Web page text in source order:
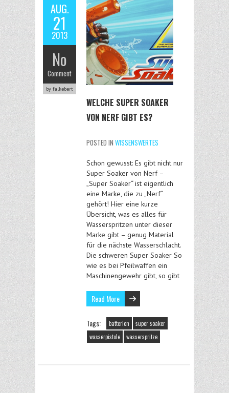
AUG.
21
2013
No
Comment
by falkebert
WELCHE SUPER SOAKER
VON NERF GIBT ES?
POSTED IN WISSENSWERTES
Schon gewusst: Es gibt nicht nur
Super Soaker von Nerf –
„Super Soaker“ ist eigentlich
eine Marke, die zu „Nerf“
gehört! Hier eine kurze
Übersicht, was es alles für
Wasserspritzen unter dieser
Marke gibt – genug Material
für die nächste Wasserschlacht.
Die schweren Super Soaker So
wie es bei Pfeilwaffen ein
Maschinengewehr gibt, so gibt
Read More
Tags: batterien
super soaker
wasserpistole
wasserspritze